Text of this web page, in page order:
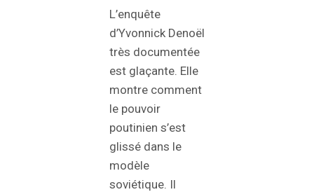
L’enquête
d’Yvonnick Denoël
très documentée
est glaçante. Elle
montre comment
le pouvoir
poutinien s’est
glissé dans le
modèle
soviétique. Il